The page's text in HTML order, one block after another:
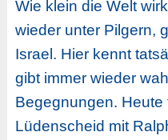
Wie klein die Welt
wieder unter Pilgern,
Israel. Hier kennt
gibt immer wieder
Begegnungen. Heute
Lüdenscheid mit